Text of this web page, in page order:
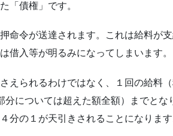
「債権」です。
命令が送達されます。これは給料が
借入等が明るみになってしまいます。
えられるわけではなく、１回の給料
については超えた額全額）までとな
分の１が天引きされることになります